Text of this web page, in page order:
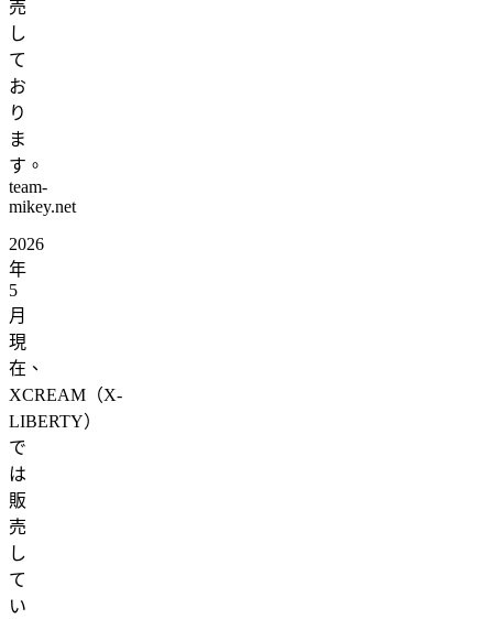
売
し
て
お
り
ま
す。
team-
mikey.net
2026
年
5
月
現
在、
XCREAM（X-
LIBERTY）
で
は
販
売
し
て
い